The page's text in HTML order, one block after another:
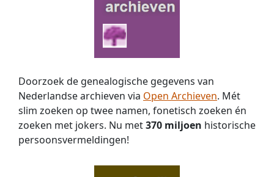
Doorzoek de genealogische gegevens van
Nederlandse archieven via Open Archieven. Mét
slim zoeken op twee namen, fonetisch zoeken én
zoeken met jokers. Nu met370 miljoen historische
persoons­vermeldingen!